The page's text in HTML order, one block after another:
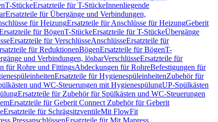
T-StückeErsatzteile für T-StückeInnenliegende
Ersatzteile für Übergänge und Verbindungen,
für HeizungErsatzteile für Anschlüsse für HeizungGeberit
für BögenT-StückeErsatzteile für T-StückeÜbergänge
Ersatzteile für VerschlüsseAnschlüsseErsatzteile für
für ReduktionenBögenErsatzteile für BögenT-
und Verbindungen, lösbarVerschlüsseErsatzteile für
für Rohre und FittingsAbdeckungen für RohreBefestigungen für
Ersatzteile für HygienespüleinheitenZubehör für
und WC-Steuerungen mit HygienespülungUP-Spülkästen
Ersatzteile für Zubehör für Spülkästen und WC-Steuerungen
Ersatzteile für Geberit Connect Zubehör für Geberit
Ersatzteile für SchrägsitzventileMit FlowFit
PressanschlüssenErsatzteile für Mit Mapress